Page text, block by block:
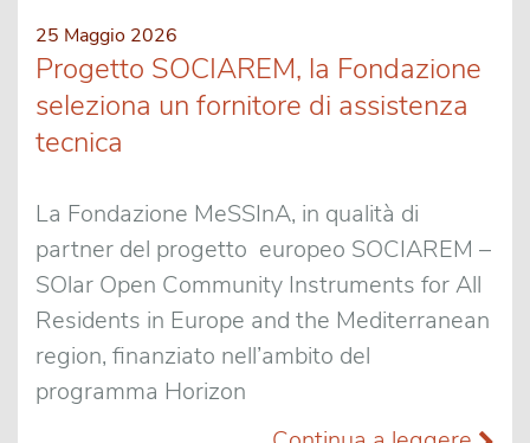
25 Maggio 2026
Progetto SOCIAREM, la Fondazione
seleziona un fornitore di assistenza
tecnica
La Fondazione MeSSInA, in qualità di
partner del progetto europeo SOCIAREM –
SOlar Open Community Instruments for All
Residents in Europe and the Mediterranean
region, finanziato nell’ambito del
programma Horizon